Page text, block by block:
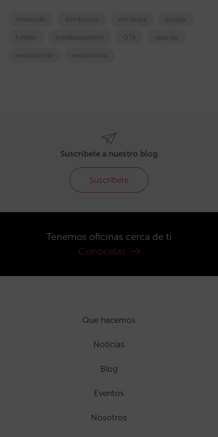
destacado distribucion estrategia google
hoteles metabuscadores OTA reservas
vendadirecta ventadirecta
Suscríbete a nuestro blog
Suscríbete
Tenemos oficinas cerca de ti
Conócelas
Que hacemos
Noticias
Blog
Eventos
Nosotros